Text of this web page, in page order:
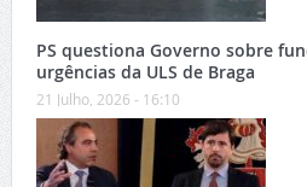
PS questiona Governo sobre
urgências da ULS de Braga
21 Julho, 2026 - 16:10